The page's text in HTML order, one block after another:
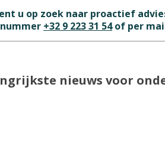
u op zoek naar proactief
+32 9 223 31 54of per
nieuws voor